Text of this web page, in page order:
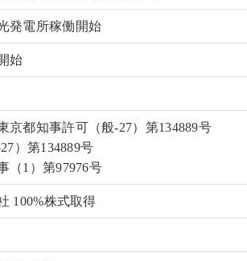
発電所稼働開始
始
都知事許可（般-27）第134889号
）第134889号
1）第97976号
100%株式取得